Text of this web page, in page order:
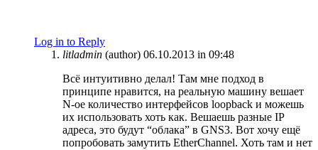
Log in to Reply
litladmin (author) 06.10.2013 in 09:48
Всё интуитивно делал! Там мне подход в
принципе нравится, на реальную машину вешает
N-ое количество интерфейсов loopback и можешь
их использовать хоть как. Вешаешь разные IP
адреса, это будут “облака” в GNS3. Вот хочу ещё
попробовать замутить EtherChannel. Хоть там и нет